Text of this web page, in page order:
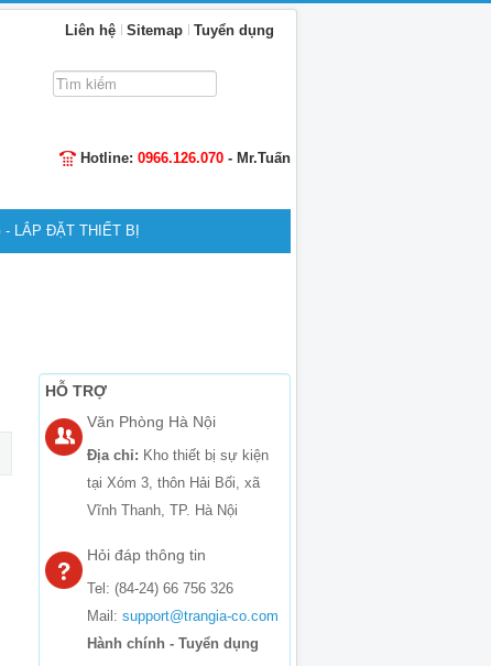
Liên hệ Sitemap Tuyển dụng
Tìm
kiếm...
Hotline: 0966.126.070 - Mr.Tuấn
- LẮP ĐẶT THIẾT BỊ
HỖ TRỢ
Văn Phòng Hà Nội
Địa chỉ: Kho thiết bị sự kiện
tại Xóm 3, thôn Hải Bối, xã
Vĩnh Thanh, TP. Hà Nội
Hỏi đáp thông tin
Tel: (84-24) 66 756 326
Mail: support@trangia-co.com
Hành chính - Tuyển dụng